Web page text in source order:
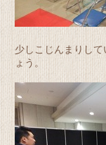
少しこじんまりし
ょう。